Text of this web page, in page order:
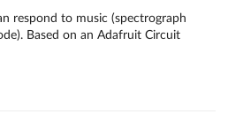
respond to music (spectrograph
Based on an Adafruit Circuit